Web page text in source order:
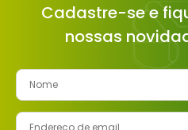
Cadastre-se e
nossas